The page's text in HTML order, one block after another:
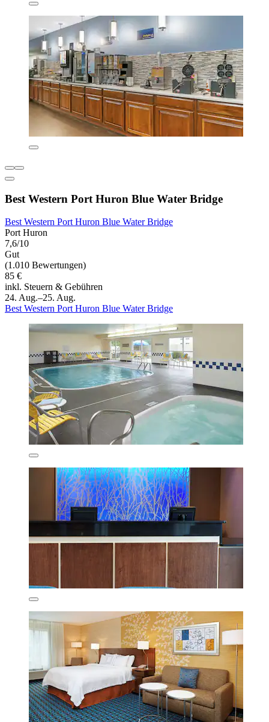
Best Western Port Huron Blue Water Bridge
Best Western Port Huron Blue Water Bridge
Port Huron
7,6/10
Gut
(1.010 Bewertungen)
85 €
inkl. Steuern & Gebühren
24. Aug.–25. Aug.
Best Western Port Huron Blue Water Bridge